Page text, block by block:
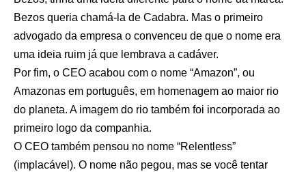
Bezos queria chamá-la de Cadabra. Mas o primeiro
advogado da empresa o convenceu de que o nome era
uma ideia ruim já que lembrava a cadáver.
Por fim, o CEO acabou com o nome “Amazon”, ou
Amazonas em português, em homenagem ao maior rio
do planeta. A imagem do rio também foi incorporada ao
primeiro logo da companhia.
O CEO também pensou no nome “Relentless”
(implacável). O nome não pegou, mas se você tentar